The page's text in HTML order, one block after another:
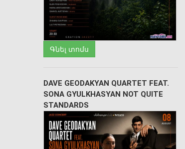
Գնել տոմս
DAVE GEODAKYAN QUARTET FEAT.
SONA GYULKHASYAN NOT QUITE
STANDARDS